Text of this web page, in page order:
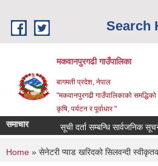
Search
मकवानपुरगढी गाउँपालिका
बागमती प्रदेश, नेपाल
"मकवानपुरगढी गाउँपालिकाको
कृषि, पर्यटन र पूर्वाधार "
समाचार सूची दर्ता सम्बन्धि सार्वजनिक सूचना
You are here
Home » सेनेटरी प्याड खरिदको सिलवन्दी